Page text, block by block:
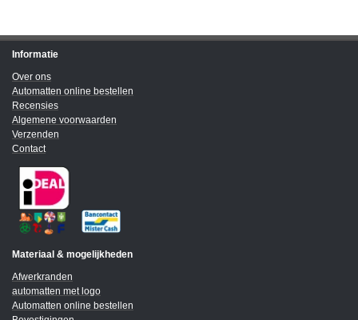
Informatie
Over ons
Automatten online bestellen
Recensies
Algemene voorwaarden
Verzenden
Contact
Materiaal & mogelijkheden
Afwerkranden
automatten met logo
Automatten online bestellen